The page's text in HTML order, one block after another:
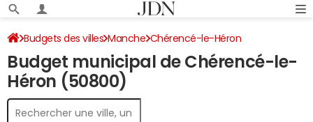
Budgets des villes Manche Chérencé-le-Héron
Budget 2024
Budget municipal de Chérencé-le-
Héron (50800)